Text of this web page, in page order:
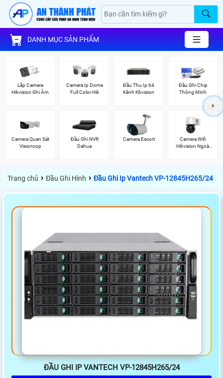
DANH MỤC SẢN PHẨM
Lắp Camera
Hikvision Ghi Âm
Camera Ip Dome
Full Color Hik
Đầu Thu Ip 64
Kênh Kbvision
Đầu Ghi Chip
Thông Minh
Camera Quan Sát
Visioncop
Đầu Ghi NVR
Dahua
Camera Escort
Camera Wifi
Hikvision Ngoài
Trang chủ › Đầu Ghi Hình › Đầu Ghi Ip Vantech VP-12845H265/24
ĐẦU GHI IP VANTECH VP-12845H265/24